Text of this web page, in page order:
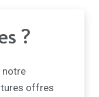
?
notre
offres